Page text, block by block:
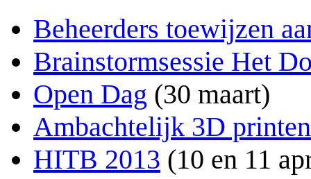
Beheerders toewijzen
Brainstormsessie Het
Open Dag (30 maart)
Ambachtelijk 3D printen
HITB 2013 (10 en 11